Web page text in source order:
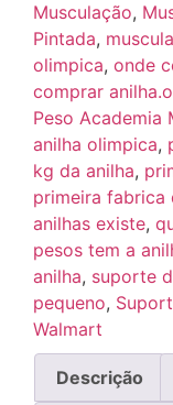
Musculação,
Pintada,
olimpica, onde
comprar
Peso Academia
anilha olimpica,
kg da anilha,
primeira fabrica
anilhas existe,
pesos tem a
anilha, suporte
pequeno,
Walmart
Descrição